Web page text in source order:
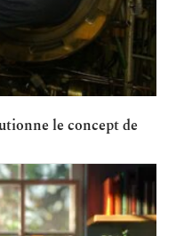
le concept de